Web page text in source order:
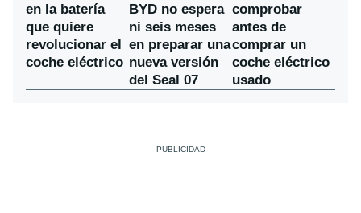
en la batería
que quiere
revolucionar el
coche eléctrico
BYD no espera
ni seis meses
en preparar una
nueva versión
del Seal 07
comprobar
antes de
comprar un
coche eléctrico
usado